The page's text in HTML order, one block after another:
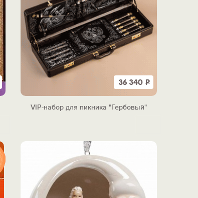
36 340 Р
VIP-набор для пикника "Гербовый"